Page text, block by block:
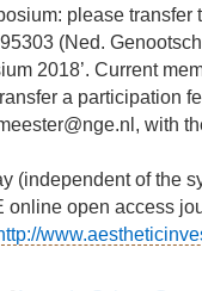
please transfer
(Ned.
2018’. Current
a participation
with
(independent of the
online open access